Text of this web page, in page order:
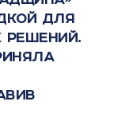
для